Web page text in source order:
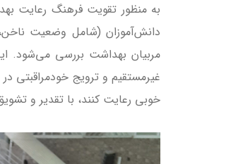
به منظور تقویت فرهنگ رعایت
دانش‌آموزان (شامل وضعیت
مربیان بهداشت بررسی می‌شود.
غیرمستقیم و ترویج خودمراقبتی
خوبی رعایت کنند، با تقدیر و